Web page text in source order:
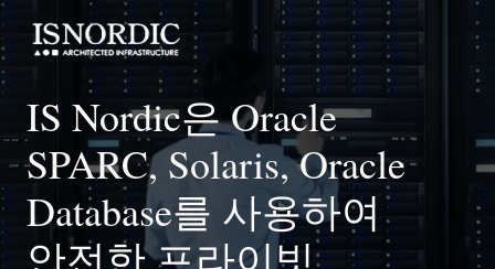
중인 시스템의 Solaris 운영 체제 업그레이드로 고객의 UNIX
애플리케이션 다운타임을 줄일 수 있습니다.
블로그: Oracle Solaris와 SPARC 인프라 및 보안
기술 개요: SPARC M8 및 T8 서버 신뢰성, 가용성, 서비스
용이성(PDF)
향상시킬 수 있습니다.
해결할 수 있습니다.
자동화로 관리 단순화
Solaris 전체 설치에 대한 단일 명령 업데이트를 통해 IT 관리자
워크로드 및 비용을 절감하고 멀티 노드 규정 준수 보고를 통해
고객의 시간과 비용을 절감할 수 있습니다.
데이터 시트: Oracle Solaris 11(PDF)
ebook: Oracle Solaris: Oracle Database를 위한 최적의 OS
웹캐스트: Solaris 및 SPARC 세미나
복잡성과 비용을 줄일 수 있습니다.
메모리 스페어링으로 복구 기능 향상
기본 내장된 DIMM 스페어링을 통한 사전 메모리 오류 감지 및
복구 기능으로 고객 애플리케이션은 메모리 장애 시에도 중단
없이 실행될 수 있습니다.
높은 처리량 설계로 워크로드 가속화
최대 76TB의 내부 NMVe 플래시 스토리지와 24개의 핫
플러그형 PCIe 3.0(x16) 슬롯으로 고객의 데이터 집약적인 UNIX
워크로드를 가속화합니다.
논리적 도메인으로 가용성 향상
여러 논리적 도메인을 통해 리소스를 효율적으로 할당하고
애플리케이션 가용성을 높일 수 있습니다.
기본 내장된 가상화 기술로 비용 절감
시스템 오버헤드가 거의 없는 무료 가상화를 통해 프로세서당
100개 이상의 가상 머신을 실행할 수 있어 데이터 센터 복잡성과
비용을 크게 절감할 수 있습니다.
기술 개요: Oracle SPARC T8 및 M8 서버 아키텍처(PDF)
데이터 시트: Oracle SPARC T8-1 서버(PDF)
16개의 고성능 프로세서 코어, 최대 1TB의 메모리, 최대 25TB의
NVMe 플래시 스토리지 또는 31TB의 디스크 스토리지를 갖춘
2U SPARC S7-2L 서버를 통해 고객은 필요한 곳에서 데이터
집약적인 UNIX 워크로드를 실행할 수 있습니다.
SPARC S7 프로세서로 애플리케이션 성능 가속화
높은 코어 효율성과 메모리 대역폭을 통해 애플리케이션을
빠르게 실행할 수 있으며 데이터 분석용 내장 가속 장치는 x86
시스템에서는 찾을 수 없는 기능을 제공합니다.
확장 솔루션으로 고객 가치 증대
SPARC S7 서버로 구현된 확장 솔루션은 범용 시스템에서는
모듈형 아키텍처로 효율성 향상
고객은 수직 확장 빌딩 블록 아키텍처를 통해 현재 UNIX
워크로드 요구 사항을 충족하고 향후 요구 사항을 충족하기
위해 리소스를 쉽게 늘릴 수 있습니다.
확장성으로 통합 간소화
고객은 최대 32개의 프로세서, 3,000개 이상의 CPU 스레드가
있는 384개의 코어 및 48TB의 DDR4 메모리를 통해 까다로운
워크로드를 통합하여 데이터 센터 복잡성을 줄일 수 있습니다.
주문형 용량으로 비용 절감
IS Nordic은 Oracle
SPARC, Solaris, Oracle
Database를 사용하여
안전한 프라이빗